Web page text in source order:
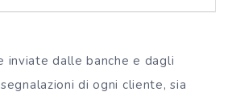
inviate dalle banche e dagli
di ogni cliente, sia